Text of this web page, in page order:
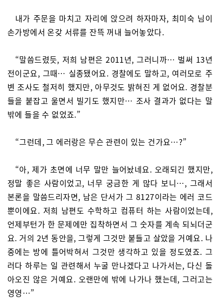
내가 주문을 마치고 자리에 앉으려 하자마자, 최미숙 님이
손가방에서 온갖 서류를 잔뜩 꺼내 늘어놓았다.
“말씀드렸듯, 저희 남편은 2011년, 그러니까… 벌써 13년
전이군요, 그때… 실종됐어요. 경찰에도 말하고, 여러모로 주
변 조사도 철저히 했지만, 아무것도 밝혀진 게 없어요. 경찰분
들을 붙잡고 울면서 빌기도 했지만… 조사 결과가 없다는 말
밖에 들을 수 없었죠.”
“그런데, 그 에러랑은 무슨 관련이 있는 건가요…?”
“아, 제가 초면에 너무 말만 늘어놨네요. 오래되긴 했지만,
정말 좋은 사람이었고, 너무 궁금한 게 많다 보니…, 그래서
본론을 말씀드리자면, 남은 단서가 그 8127이라는 에러 코드
뿐이에요. 저희 남편도 수학하고 컴퓨터 하는 사람이었는데,
언제부턴가 한 문제에만 집착하면서 그 숫자를 계속 되뇌더군
요. 거의 2년 동안을, 그렇게 그것만 붙들고 살았을 거예요. 나
중에는 방에 틀어박혀서 그것만 생각하고 있을 정도였죠. 그
러다 하루는 일 관련해서 누굴 만나겠다고 나가서는, 다신 돌
아오진 않은 거예요. 오랜만에 밖에 나가나 했는데, 그러고는
영영…”